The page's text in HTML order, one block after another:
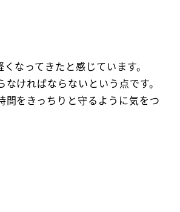
なってきたと感じています。
ければならないという点です。
をきっちりと守るように気をつ